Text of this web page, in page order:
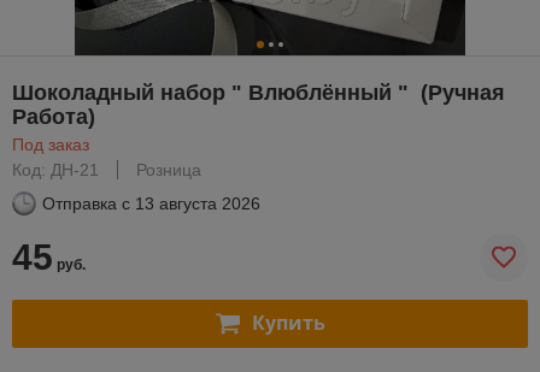
Шоколадный набор " Влюблённый " (Ручная
Работа)
Под заказ
Код: ДН-21
Розница
Отправка с 13 августа 2026
45 руб.
Купить